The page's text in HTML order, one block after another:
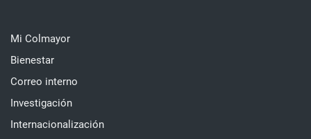
Mi Colmayor
Bienestar
Correo interno
Investigación
Internacionalización